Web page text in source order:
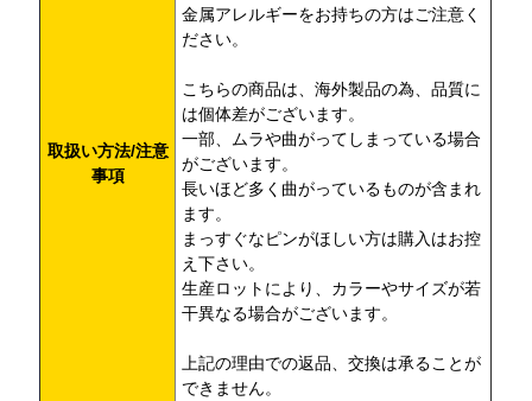
取扱い方法/注意
事項
金属アレルギーをお持ちの方はご注意く
ださい。
こちらの商品は、海外製品の為、品質に
は個体差がございます。
一部、ムラや曲がってしまっている場合
がございます。
長いほど多く曲がっているものが含まれ
ます。
まっすぐなピンがほしい方は購入はお控
え下さい。
生産ロットにより、カラーやサイズが若
干異なる場合がございます。
上記の理由での返品、交換は承ることが
できません。